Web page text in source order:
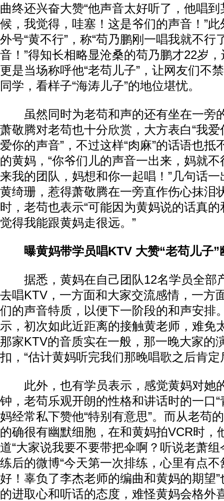
曲终还兴奋大赞“他声音太好听了，他唱
候，我觉得，哇塞！这是爷们的声音！”
外号“黄不行”，称“苟乃鹏刚一唱我就不行
音！”得知长相略显沧桑的苟乃鹏才22岁
更是当场称呼他“老苟儿子”，让网友们不
同学，看样子“海涛儿子”的地位堪忧。
虽然同时为老苟和声的还有坐在一旁
萧敬腾对老苟也十分欣赏，大方表白“我
爱你的声音”，不过这样“肉麻”的话语也抵
的黄妈，“你爷们儿的声音一出来，妈就
来我的团队，妈想和你一起唱！”几句话
黄绮珊，惹得萧敬腾在一旁直作伤心抹泪
时，老苟也表示“可能因为黄妈说的话真
觉得我能跟黄妈走很远。”
曝黄妈带学员唱KTV 大赞“老苟儿子”
据悉，黄妈在自己团队12名学员全部
去唱KTV，一方面和大家交流感情，一方
们的声音特质，以便下一阶段的和声安排
示，初次如此近距离的接触黄老师，难免
那家KTV的音质实在一般，那一晚大家的
扣，“估计黄妈听完我们那晚唱歌之后肯定
此外，也有学员表示，感觉黄妈对她的
钟，老苟乐观开朗的性格和讲话时的一口“
妈经常私下赞他“特别有意思”。而从老苟
的确很有幽默细胞，在和黄妈拍VCR时，
道“大家说我要不要带把伞啊？听说老萧
练后的微博“今天第一次排练，心里有点
好！辜负了李杰老师的编曲和黄妈的期望
的进取心和听话的态度，难怪黄妈会格外